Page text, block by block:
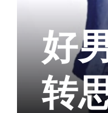
好
转